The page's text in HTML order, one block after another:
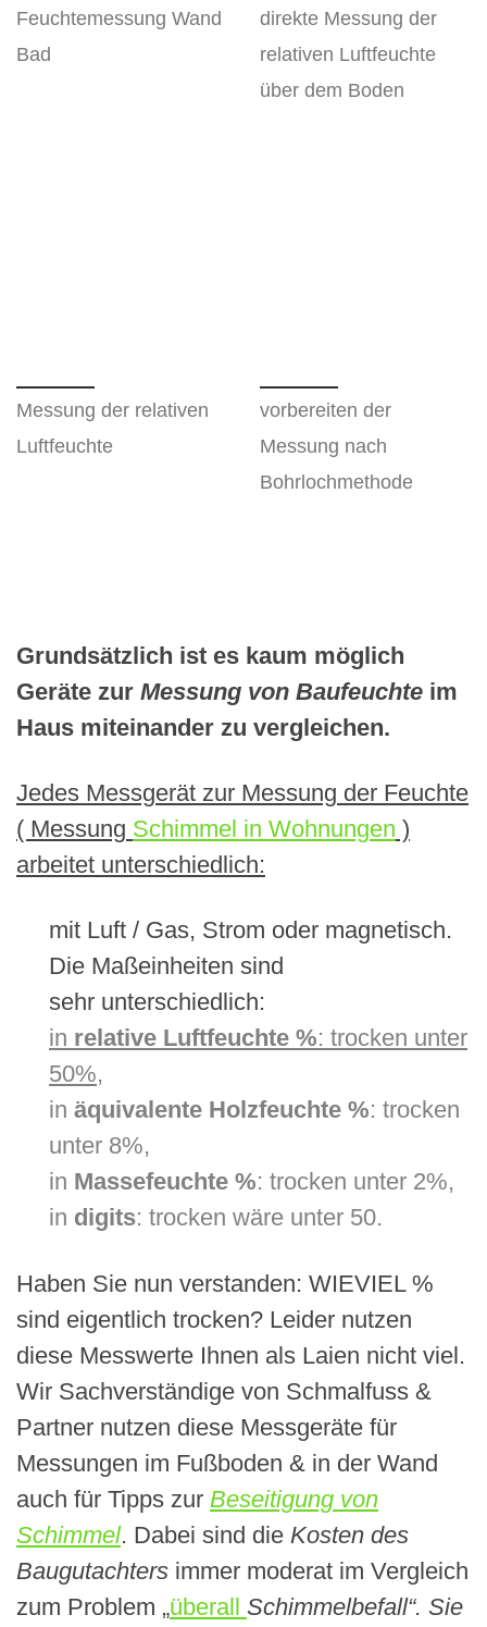
Feuchtemessung Wand
Bad
direkte Messung der
relativen Luftfeuchte
über dem Boden
Messung der relativen
Luftfeuchte
vorbereiten der
Messung nach
Bohrlochmethode
Grundsätzlich ist es kaum möglich
Geräte zur Messung von Baufeuchte im
Haus miteinander zu vergleichen.
Jedes Messgerät zur Messung der Feuchte
( Messung Schimmel in Wohnungen )
arbeitet unterschiedlich:
mit Luft / Gas, Strom oder magnetisch.
Die Maßeinheiten sind
sehr unterschiedlich:
in relative Luftfeuchte %: trocken unter
50%,
in äquivalente Holzfeuchte %: trocken
unter 8%,
in Massefeuchte %: trocken unter 2%,
in digits: trocken wäre unter 50.
Haben Sie nun verstanden: WIEVIEL %
sind eigentlich trocken? Leider nutzen
diese Messwerte Ihnen als Laien nicht viel.
Wir Sachverständige von Schmalfuss &
Partner nutzen diese Messgeräte für
Messungen im Fußboden & in der Wand
auch für Tipps zur Beseitigung von
Schimmel. Dabei sind die Kosten des
Baugutachters immer moderat im Vergleich
zum Problem „überall Schimmelbefall“. Sie